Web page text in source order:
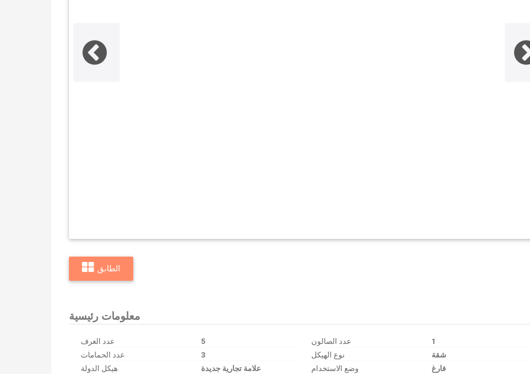
الطابق
معلومات رئيسية
عدد الغرف 5 عدد الصالون
1
عدد الحمامات
3 نوع الهيكل
شقة
هيكل الدولة
علامة تجارية جديدة وضع الاستخدام فارغ